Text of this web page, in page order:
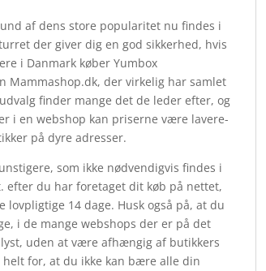
af dens store popularitet nu findes i
der giver dig en god sikkerhed, hvis
i Danmark køber Yumbox
Mammashop.dk, der virkelig har samlet
finder mange det de leder efter, og
i en webshop kan priserne være lavere-
på dyre adresser.
som ikke nødvendigvis findes i
efter du har foretaget dit køb på nettet,
14 dage. Husk også på, at du
i de mange webshops der er på det
uden at være afhængig af butikkers
for, at du ikke kan bære alle din